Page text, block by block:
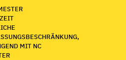
MIT NC